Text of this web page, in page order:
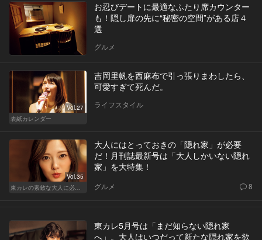
お忍びデートに最適なふたり席カウンター
も！隠し扉の先に“秘密の空間”がある店４
選
グルメ
Vol.27
表紙カレンダー
吉岡里帆を西麻布で引っ張りまわしたら、
可愛すぎて死んだ。
ライフスタイル
Vol.35
東カレの素敵な大人に必要なこと
大人にはとっておきの「隠れ家」が必要
だ！月刊誌最新号は「大人しかいない隠れ
家」を大特集！
グルメ 8
東カレ5月号は「まだ知らない隠れ家
へ」。大人はいつだって新たな隠れ家を欲